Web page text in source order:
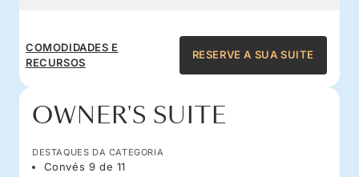
COMODIDADES E
RECURSOS
RESERVE A SUA SUITE
OWNER'S SUITE
DESTAQUES DA CATEGORIA
Convés 9 de 11